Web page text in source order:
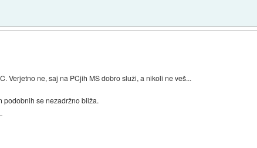
Verjetno ne, saj na PCjih MS dobro služi, a nikoli ne veš...
podobnih se nezadržno bliža.